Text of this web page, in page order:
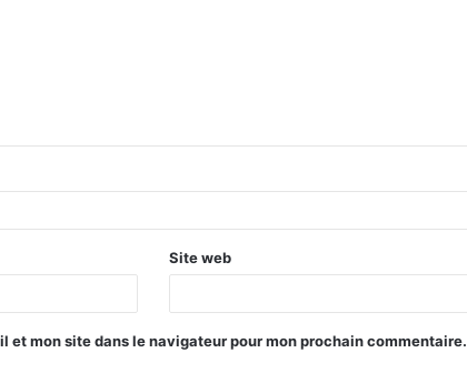
Site web
et mon site dans le navigateur pour mon prochain commentaire.